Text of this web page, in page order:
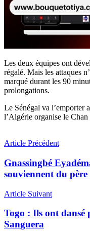
Les deux équipes ont
régalé. Mais les attaques
marqué durant les 90
prolongations.
Le Sénégal va l’emporter
l’Algérie organise le
Article Précédent
Gnassingbé
souviennent du
Article Suivant
Togo : Ils ont dansé
Sanguera